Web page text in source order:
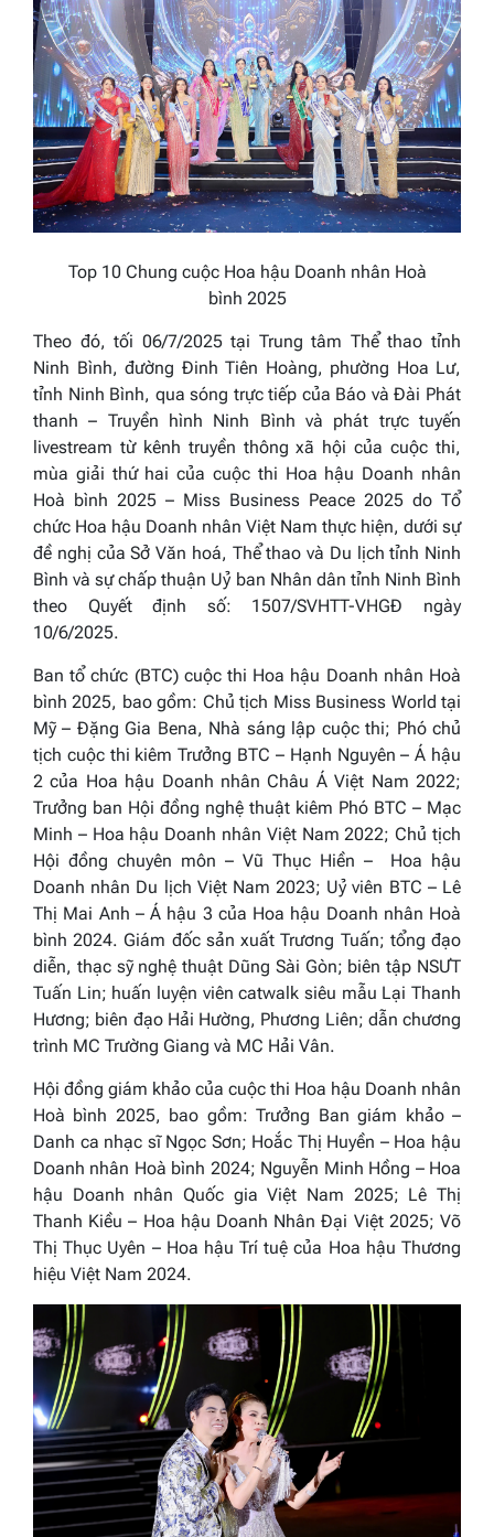
Top 10 Chung cuộc Hoa hậu Doanh nhân Hoà
bình 2025
Theo đó, tối 06/7/2025 tại Trung tâm Thể thao tỉnh
Ninh Bình, đường Đinh Tiên Hoàng, phường Hoa Lư,
tỉnh Ninh Bình, qua sóng trực tiếp của Báo và Đài Phát
thanh – Truyền hình Ninh Bình và phát trực tuyến
livestream từ kênh truyền thông xã hội của cuộc thi,
mùa giải thứ hai của cuộc thi Hoa hậu Doanh nhân
Hoà bình 2025 – Miss Business Peace 2025 do Tổ
chức Hoa hậu Doanh nhân Việt Nam thực hiện, dưới sự
đề nghị của Sở Văn hoá, Thể thao và Du lịch tỉnh Ninh
Bình và sự chấp thuận Uỷ ban Nhân dân tỉnh Ninh Bình
theo Quyết định số: 1507/SVHTT-VHGĐ ngày
10/6/2025.
Ban tổ chức (BTC) cuộc thi Hoa hậu Doanh nhân Hoà
bình 2025, bao gồm: Chủ tịch Miss Business Worldtại
Mỹ– Đặng Gia Bena, Nhà sáng lập cuộc thi; Phó chủ
tịch cuộc thi kiêm Trưởng BTC – Hạnh Nguyên– Á hậu
2 của Hoa hậu Doanh nhân Châu Á Việt Nam 2022;
Trưởng ban Hội đồng nghệ thuật kiêm Phó BTC – Mạc
Minh – Hoa hậu Doanh nhân Việt Nam 2022; Chủ tịch
Hội đồng chuyên môn – Vũ Thục Hiền –
Hoa hậu
Doanh nhân Du lịch Việt Nam 2023; Uỷ viên BTC – Lê
Thị Mai Anh –Á hậu 3 của Hoa hậu Doanh nhân Hoà
bình 2024.Giám đốc sản xuất Trương Tuấn; tổng đạo
diễn, thạc sỹ nghệ thuật Dũng Sài Gòn; biên tập NSƯT
Tuấn Lin; huấn luyện viên catwalk siêu mẫu Lại Thanh
Hương; biên đạo Hải Hường, Phương Liên; dẫn chương
trình MC Trường Giang và MC Hải Vân.
Hội đồng giám khảo của cuộc thi Hoa hậu Doanh nhân
Hoà bình 2025, bao gồm: Trưởng Ban giám khảo –
Danh ca nhạc sĩ Ngọc Sơn; Hoắc Thị Huyền – Hoa hậu
Doanh nhân Hoà bình 2024; Nguyễn Minh Hồng – Hoa
hậu Doanh nhân Quốc gia Việt Nam 2025; Lê Thị
Thanh Kiều – Hoa hậu Doanh Nhân Đại Việt 2025; Võ
Thị Thục Uyên – Hoa hậu Trí tuệcủa Hoa hậu Thương
hiệu Việt Nam 2024.